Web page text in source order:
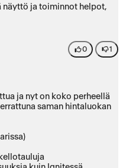
näyttö ja toiminnot helpot,
0 1
ja nyt on koko perheellä
saman hintaluokan